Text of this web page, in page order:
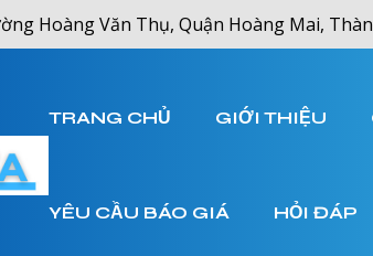
Hoàng Văn Thụ, Quận Hoàng Mai,
TRANG CHỦ GIỚI THIỆU
YÊU CẦU BÁO GIÁ HỎI ĐÁP